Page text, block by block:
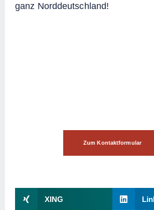
ganz Norddeutschland!
Zum Kontaktformular
XING